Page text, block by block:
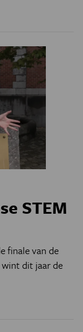
STEM
finale van de
dit jaar de